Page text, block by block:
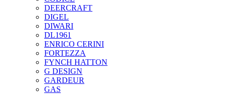
DEERCRAFT
DIGEL
DIWARI
DL1961
ENRICO CERINI
FORTEZZA
FYNCH HATTON
G DESIGN
GARDEUR
GAS